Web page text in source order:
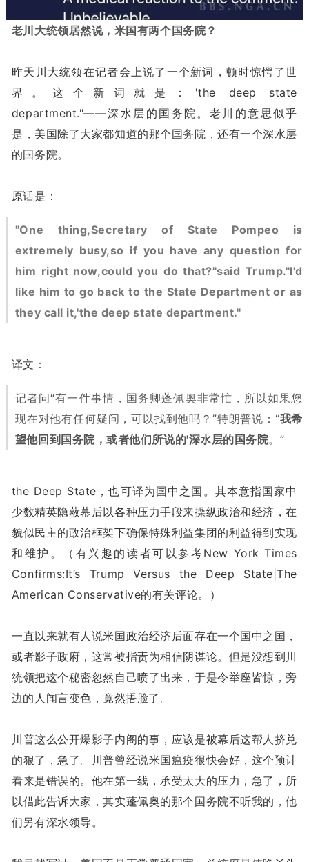
老川大统领居然说，米国有两个国务院？
昨天川大统领在记者会上说了一个新词，顿时惊愕了世
界。这个新词就是：'the deep state
department."——深水层的国务院。老川的意思似乎
是，美国除了大家都知道的那个国务院，还有一个深水层
的国务院。
原话是：
"One thing,Secretary of State Pompeo is
extremely busy,so if you have any question for
him right now,could you do that?"said Trump."I'd
like him to go back to the State Department or as
they call it,'the deep state department."
译文：
记者问“有一件事情，国务卿蓬佩奥非常忙，所以如果您
现在对他有任何疑问，可以找到他吗？”特朗普说：“我希
望他回到国务院，或者他们所说的'深水层的国务院。”
the Deep State，也可译为国中之国。其本意指国家中
少数精英隐蔽幕后以各种压力手段来操纵政治和经济，在
貌似民主的政治框架下确保特殊利益集团的利益得到实现
和维护。（有兴趣的读者可以参考New York Times
Confirms:It’s Trump Versus the Deep State|The
American Conservative的有关评论。）
一直以来就有人说米国政治经济后面存在一个国中之国，
或者影子政府，这常被指责为相信阴谋论。但是没想到川
统领把这个秘密忽然自己喷了出来，于是令举座皆惊，旁
边的人闻言变色，竟然捂脸了。
川普这么公开爆影子内阁的事，应该是被幕后这帮人挤兑
的狠了，急了。川普曾经说米国瘟疫很快会好，这个预计
看来是错误的。他在第一线，承受太大的压力，急了，所
以借此告诉大家，其实蓬佩奥的那个国务院不听我的，他
们另有深水领导。